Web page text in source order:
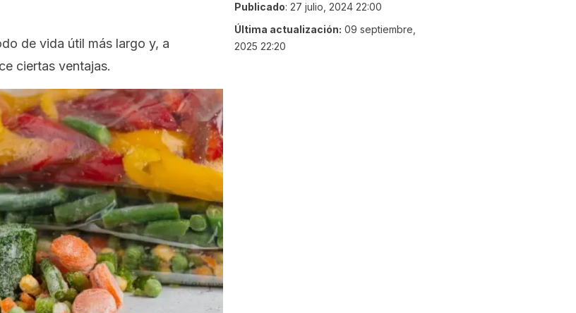
de vida útil más largo y, a
ciertas ventajas.
Publicado: 27 julio, 2024 22:00
Última actualización: 09 septiembre,
2025 22:20